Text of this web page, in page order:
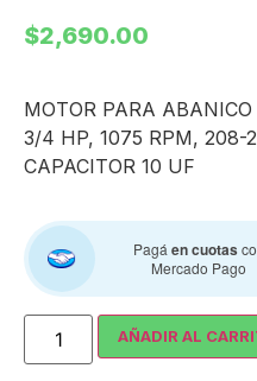
$2,690.00
MOTOR PARA
3/4 HP, 1075 RPM, 208-
CAPACITOR 10 UF
Pagáen cuotas
Mercado Pago
AÑADIR AL